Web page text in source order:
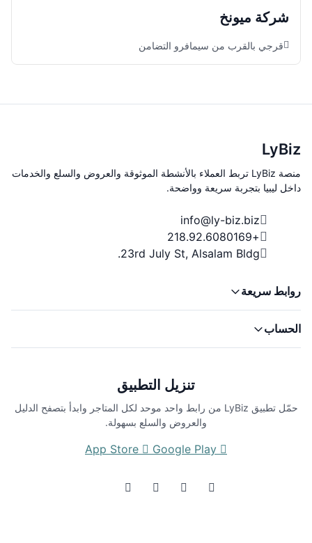
شركة ميونخ
قرجي بالقرب من سيمافرو التضامن
LyBiz
منصة LyBiz تربط العملاء بالأنشطة الموثوقة والعروض والسلع والخدمات
داخل ليبيا بتجربة سريعة وواضحة.
info@ly-biz.biz
+218.92.6080169
23rd July St, Alsalam Bldg.
روابط سريعة
الحساب
تنزيل التطبيق
حمّل تطبيق LyBiz من رابط واحد موحد لكل المتاجر وابدأ بتصفح الدليل
والعروض والسلع بسهولة.
App Store Google Play